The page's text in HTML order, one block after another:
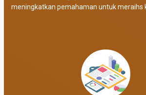
meningkatkan pemahaman untuk meraihs